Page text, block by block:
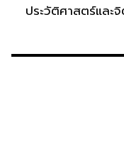
ประวัติศาสตร์แล